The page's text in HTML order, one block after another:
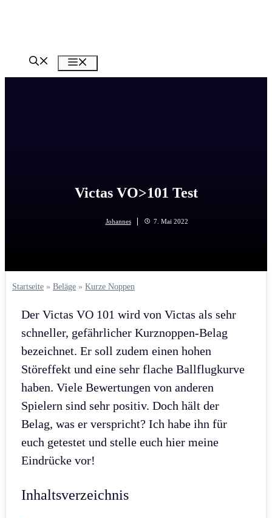
Victas VO>101 Test
Johannes 7. Mai 2022
Startseite » Beläge » Kurze Noppen
Der Victas VO 101 wird von Victas als sehr
schneller, gefährlicher Kurznoppen-Belag
bezeichnet. Er soll zudem einen hohen
Störeffekt und eine sehr flache Ballflugkurve
haben. Viele Bewertungen von anderen
Spielern sind sehr positiv. Doch hält der
Belag, was er verspricht? Ich habe ihn für
euch getestet und stelle euch hier meine
Eindrücke vor!
Inhaltsverzeichnis